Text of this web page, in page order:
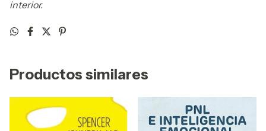
interior.
Productos similares